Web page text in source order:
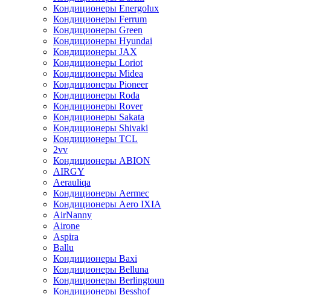
Кондиционеры Energolux
Кондиционеры Ferrum
Кондиционеры Green
Кондиционеры Hyundai
Кондиционеры JAX
Кондиционеры Loriot
Кондиционеры Midea
Кондиционеры Pioneer
Кондиционеры Roda
Кондиционеры Rover
Кондиционеры Sakata
Кондиционеры Shivaki
Кондиционеры TCL
2vv
Кондиционеры ABION
AIRGY
Aerauliqa
Кондиционеры Aermec
Кондиционеры Aero IXIA
AirNanny
Airone
Aspira
Ballu
Кондиционеры Baxi
Кондиционеры Belluna
Кондиционеры Berlingtoun
Кондиционеры Besshof